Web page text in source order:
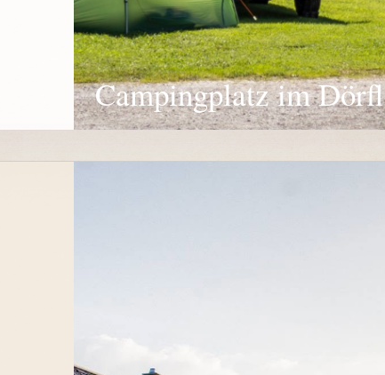
Campingplatz im Dörfl